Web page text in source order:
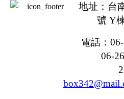
地址：台
號 Y
電話：
06-